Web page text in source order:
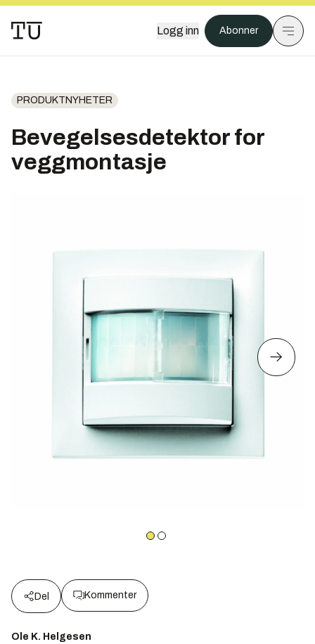
Logg inn Abonner
PRODUKTNYHETER
Bevegelsesdetektor for
veggmontasje
Del Kommenter
Ole K. Helgesen